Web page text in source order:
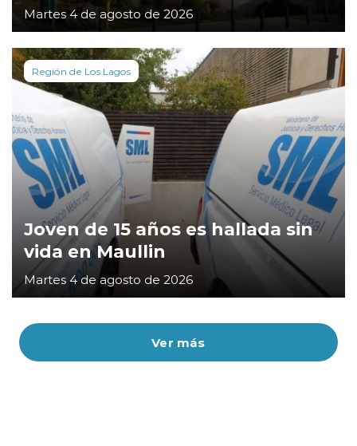
Ver más
Martes 4 de agosto de 2026
Región de Los Lagos
Joven de 15 años es hallada sin
vida en Maullin
Martes 4 de agosto de 2026